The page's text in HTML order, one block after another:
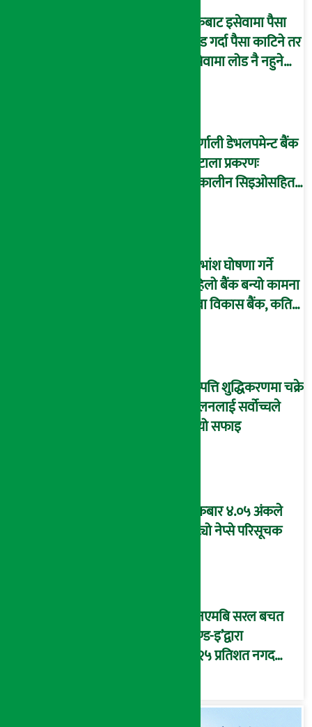
बैंकबाट इसेवामा पैसा
लोड गर्दा पैसा काटिने तर
इसेवामा लोड नै नहुने
कर्णाली डेभलपमेन्ट बैंक
घोटाला प्रकरणः
तत्कालीन सिइओसहित
लाभांश घोषणा गर्ने
पहिलो बैंक बन्यो कामना
सेवा विकास बैंक, कति
सम्पत्ति शुद्धिकरणमा चक्रे
मिलनलाई सर्वोच्चले
दियो सफाइ
शुक्रबार ४.०५ अंकले
घट्यो नेप्से परिसूचक
‘एनएमबि सरल बचत
फण्ड-इ’द्वारा
५.२५ प्रतिशत नगद